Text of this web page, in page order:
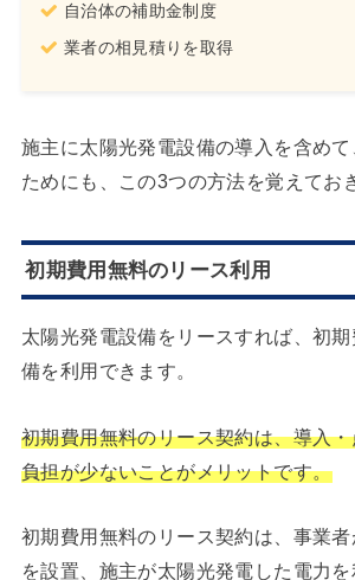
自治体の補助金制度
業者の相見積りを取得
施主に太陽光発電設備の導入を含め
ためにも、この3つの方法を覚えて
初期費用無料のリース利用
太陽光発電設備をリースすれば、初
備を利用できます。
初期費用無料のリース契約は、導入
負担が少ないことがメリットです。
初期費用無料のリース契約は、事業
を設置、施主が太陽光発電した電力